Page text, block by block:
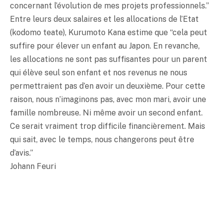
concernant l’évolution de mes projets professionnels.”
Entre leurs deux salaires et les allocations de l’Etat
(kodomo teate), Kurumoto Kana estime que “cela peut
suffire pour élever un enfant au Japon. En revanche,
les allocations ne sont pas suffisantes pour un parent
qui élève seul son enfant et nos revenus ne nous
permettraient pas d’en avoir un deuxième. Pour cette
raison, nous n’imaginons pas, avec mon mari, avoir une
famille nombreuse. Ni même avoir un second enfant.
Ce serait vraiment trop difficile financièrement. Mais
qui sait, avec le temps, nous changerons peut être
d’avis.”
Johann Feuri